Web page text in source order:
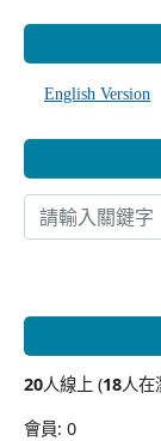
English Version
20人線上 (18人在
會員: 0